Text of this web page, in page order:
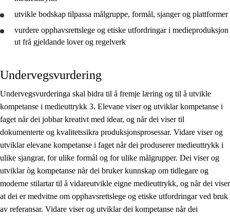
utvikle bodskap tilpassa målgruppe, formål, sjanger og plattformer
vurdere opphavsrettslege og etiske utfordringar i medieproduksjon
ut frå gjeldande lover og regelverk
Undervegsvurdering
Undervegsvurderinga skal bidra til å fremje læring og til å utvikle
kompetanse i medieuttrykk 3. Elevane viser og utviklar kompetanse i
faget når dei jobbar kreativt med idear, og når dei viser til
dokumenterte og kvalitetssikra produksjonsprosessar. Vidare viser og
utviklar elevane kompetanse i faget når dei produserer medieuttrykk i
ulike sjangrar, for ulike formål og for ulike målgrupper. Dei viser og
utviklar òg kompetanse når dei bruker kunnskap om tidlegare og
moderne stilartar til å vidareutvikle eigne medieuttrykk, og når dei viser
at dei er medvitne om opphavsrettslege og etiske utfordringar ved bruk
av referansar. Vidare viser og utviklar dei kompetanse når dei